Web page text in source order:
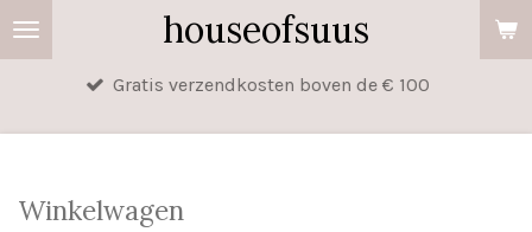
Ga
direct
houseofsuus
Gratis verzendkosten boven de € 100
Winkelwagen